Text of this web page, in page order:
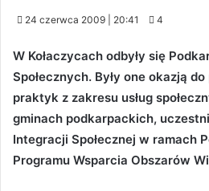
24 czerwca 2009 | 20:41 4
W Kołaczycach odbyły się
Społecznych. Były one okazją
praktyk z zakresu usług
gminach podkarpackich,
Integracji Społecznej w ramach
Programu Wsparcia Obszarów